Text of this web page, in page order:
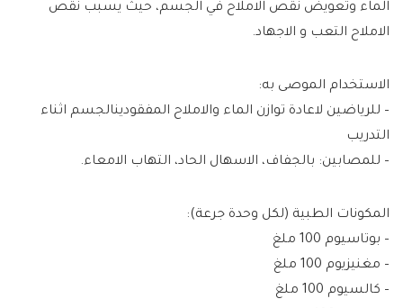
الماء وتعويض نقص الاملاح في الجسم، حيث يسبب نقص
الاملاح التعب و الاجهاد.
الاستخدام الموصى به:
– للرياضين لاعادة توازن الماء والاملاح المفقودينالجسم اثناء
التدريب
– للمصابين: بالجفاف، الاسهال الحاد، التهاب الامعاء.
المكونات الطبية (لكل وحدة جرعة):
– بوتاسيوم 100 ملغ
– مغنيزيوم 100 ملغ
– كالسيوم 100 ملغ